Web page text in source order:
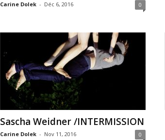
Carine Dolek - Déc 6, 2016 0
Sascha Weidner /INTERMISSION
Carine Dolek - Nov 11, 2016 0